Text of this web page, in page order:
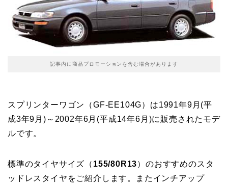
記事内に商品プロモーションを含む場合があります
スプリンターワゴン（GF-EE104G）は1991年9月(平
成3年9月)～2002年6月(平成14年6月)に販売されたモデ
ルです。
標準のタイヤサイズ（ 155/80R13）のおすすめのスタ
ッドレスタイヤをご紹介します。またインチアップ